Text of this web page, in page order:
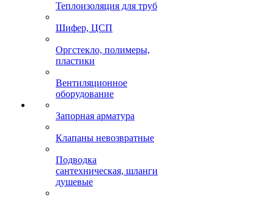
Теплоизоляция для труб
Шифер, ЦСП
Оргстекло, полимеры,
пластики
Вентиляционное
оборудование
Запорная арматура
Клапаны невозвратные
Подводка
сантехническая, шланги
душевые